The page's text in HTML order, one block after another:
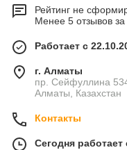
Рейтинг не
Менее 5 отзывов
Работает с
г. Алматы
пр. Сейфуллина
Алматы, Казахстан
Контакты
Сегодня работает